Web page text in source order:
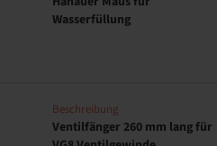
Wasserfüllung
Beschreibung
Ventilfänger 260 mm lang für